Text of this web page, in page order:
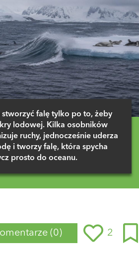
falę tylko po to, żeby
lodowej. Kilka osobników
ruchy, jednocześnie uderza
i tworzy falę, która spycha
prosto do oceanu.
(0) 2